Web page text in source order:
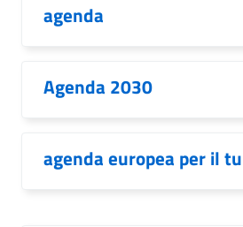
agenda
Agenda 2030
agenda europea per il